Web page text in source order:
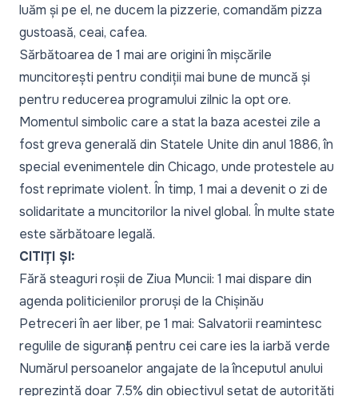
luăm și pe el, ne ducem la pizzerie, comandăm pizza
gustoasă, ceai, cafea.
Sărbătoarea de 1 mai are origini în mișcările
muncitorești pentru condiții mai bune de muncă și
pentru reducerea programului zilnic la opt ore.
Momentul simbolic care a stat la baza acestei zile a
fost greva generală din Statele Unite din anul 1886, în
special evenimentele din Chicago, unde protestele au
fost reprimate violent. În timp, 1 mai a devenit o zi de
solidaritate a muncitorilor la nivel global. În multe state
este sărbătoare legală.
CITIȚI ȘI:
Fără steaguri roșii de Ziua Muncii: 1 mai dispare din
agenda politicienilor proruși de la Chișinău
Petreceri în aer liber, pe 1 mai: Salvatorii reamintesc
regulile de siguranță pentru cei care ies la iarbă verde
Numărul persoanelor angajate de la începutul anului
reprezintă doar 7.5% din obiectivul setat de autorități